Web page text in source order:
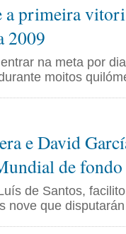
a primeira
2009
na meta por
moitos
e David
de fondo
de Santos,
nove que